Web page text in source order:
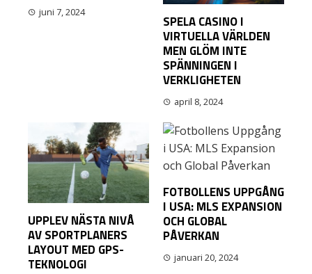
juni 7, 2024
SPELA CASINO I
VIRTUELLA VÄRLDEN
MEN GLÖM INTE
SPÄNNINGEN I
VERKLIGHETEN
april 8, 2024
UPPLEV NÄSTA NIVÅ
AV SPORTPLANERS
LAYOUT MED GPS-
TEKNOLOGI
FOTBOLLENS UPPGÅNG
I USA: MLS EXPANSION
OCH GLOBAL
PÅVERKAN
januari 20, 2024